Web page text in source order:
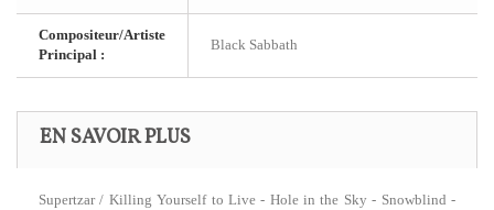
Compositeur/Artiste
Principal :
Black Sabbath
EN SAVOIR PLUS
Supertzar / Killing Yourself to Live - Hole in the Sky - Snowblind -